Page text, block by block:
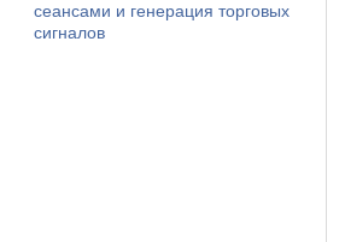
сеансами и генерация торговых
сигналов